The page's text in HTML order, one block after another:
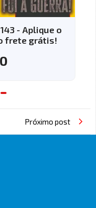
Aplique o
grátis!
Próximo post